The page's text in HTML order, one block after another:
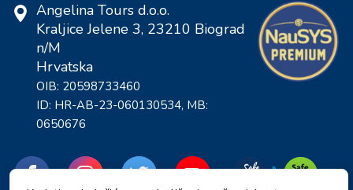
Angelina Tours d.o.o.
Kraljice Jelene 3, 23210 Biograd
n/M
Hrvatska
OIB: 20598733460
ID: HR-AB-23-060130534, MB:
0650676